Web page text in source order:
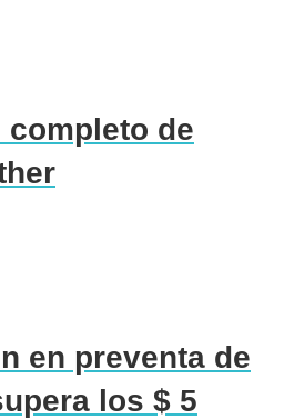
de
en preventa de
los $ 5